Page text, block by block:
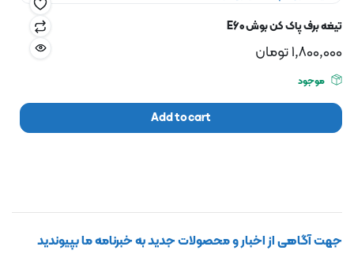
تیغه برف پاک کن بوش E60
1,800,000تومان
موجود
Add to cart
جهت آگاهی از اخبار و محصولات جدید به خبرنامه ما بپیوندید